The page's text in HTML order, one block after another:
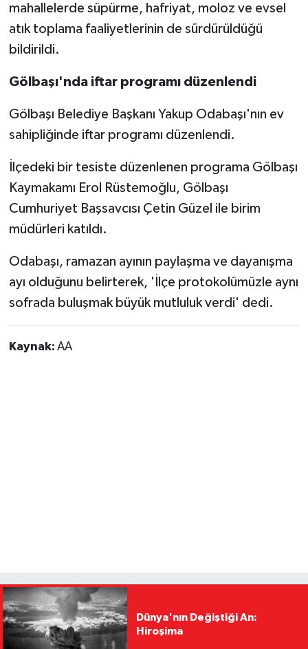
mahallelerde süpürme, hafriyat, moloz ve evsel
atık toplama faaliyetlerinin de sürdürüldüğü
bildirildi.
Gölbaşı'nda iftar programı düzenlendi
Gölbaşı Belediye Başkanı Yakup Odabaşı'nın ev
sahipliğinde iftar programı düzenlendi.
İlçedeki bir tesiste düzenlenen programa Gölbaşı
Kaymakamı Erol Rüstemoğlu, Gölbaşı
Cumhuriyet Başsavcısı Çetin Güzel ile birim
müdürleri katıldı.
Odabaşı, ramazan ayının paylaşma ve dayanışma
ayı olduğunu belirterek, 'İlçe protokolümüzle aynı
sofrada buluşmak büyük mutluluk verdi' dedi.
Kaynak: AA
Dünya'nın Değiştiği An:
Hiroşima